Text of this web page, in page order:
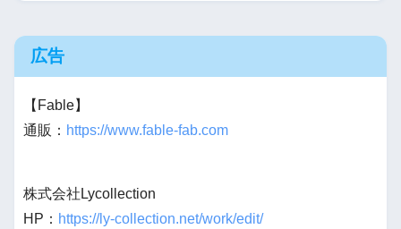
広告
【Fable】
通販： https://www.fable-fab.com
株式会社Lycollection
HP： https://ly-collection.net/work/edit/